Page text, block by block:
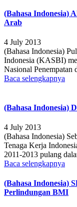
(Bahasa Indonesia)
Arab
4 July 2013
(Bahasa Indonesia)
Indonesia (KASBI)
Nasional Penempatan
Baca selengkapnya
(Bahasa Indonesia)
4 July 2013
(Bahasa Indonesia)
Tenaga Kerja
2011-2013 pulang
Baca selengkapnya
(Bahasa Indonesia)
Perlindungan BMI